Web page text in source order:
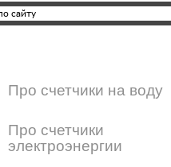
Про счетчики на воду
Про счетчики
электроэнергии